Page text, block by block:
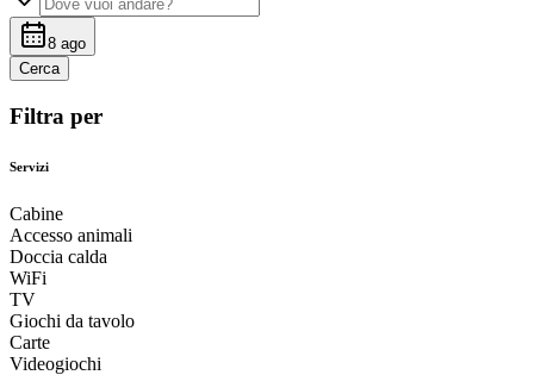
8 ago
Cerca
Filtra per
Servizi
Cabine
Accesso animali
Doccia calda
WiFi
TV
Giochi da tavolo
Carte
Videogiochi